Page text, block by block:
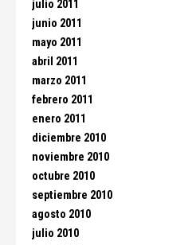
julio 2011
junio 2011
mayo 2011
abril 2011
marzo 2011
febrero 2011
enero 2011
diciembre 2010
noviembre 2010
octubre 2010
septiembre 2010
agosto 2010
julio 2010